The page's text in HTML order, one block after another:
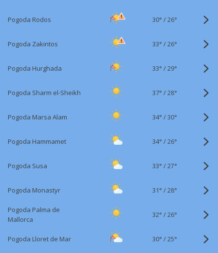
Pogoda Rodos 30° /26°
Pogoda Zakintos 33° /26°
Pogoda Hurghada 33° /29°
Pogoda Sharm el-Sheikh 37° /28°
Pogoda Marsa Alam 34° /30°
Pogoda Hammamet 34° /26°
Pogoda Susa 33° /27°
Pogoda Monastyr 31° /28°
Pogoda Palma de
Mallorca
32° /26°
Pogoda Lloret de Mar 30° /25°